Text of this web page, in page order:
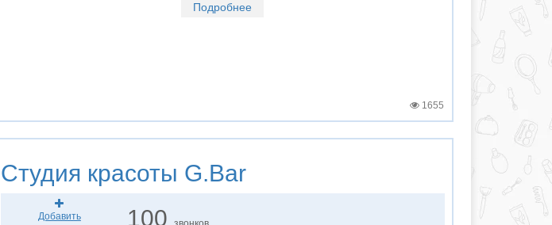
Подробнее
1655
Студия красоты G.Bar
Добавить
100